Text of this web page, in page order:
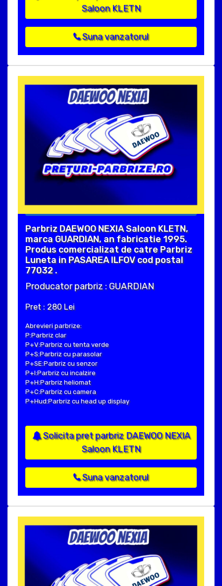
Saloon KLETN
Suna vanzatorul
Parbriz DAEWOO NEXIA Saloon KLETN,
marca GUARDIAN, an fabricatie 1995.
Produs comercializat de catre Parbriz
Luneta in PASAREA ILFOV cod postal
77032 .
Producator parbriz : GUARDIAN
Pret : 280 Lei
Abrevieri parbrize:
P:Parbriz clar
P+V:Parbriz cu tenta verde
P+S:Parbriz cu parasolar
P+SE:Parbriz cu senzor
P+I:Parbriz cu incalzire
P+H:Parbriz heliomat
P+C:Parbriz cu camera
P+Hud:Parbriz cu head up display
Solicita pret parbriz DAEWOO NEXIA
Saloon KLETN
Suna vanzatorul